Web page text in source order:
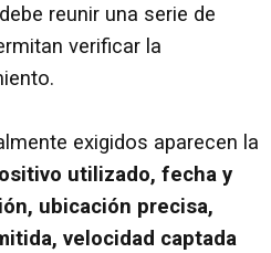
reunir una serie de
verificar la
exigidos aparecen la
utilizado, fecha y
ubicación precisa,
velocidad captada